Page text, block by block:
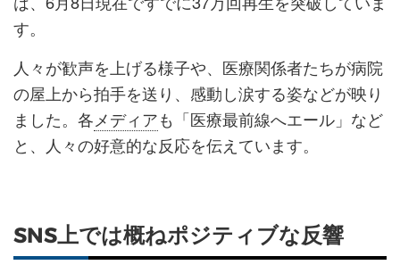
す。
人々が歓声を上げる様子や、医療関係者たちが病院
の屋上から拍手を送り、感動し涙する姿などが映り
ました。各メディアも「医療最前線へエール」など
と、人々の好意的な反応を伝えています。
SNS上では概ねポジティブな反響